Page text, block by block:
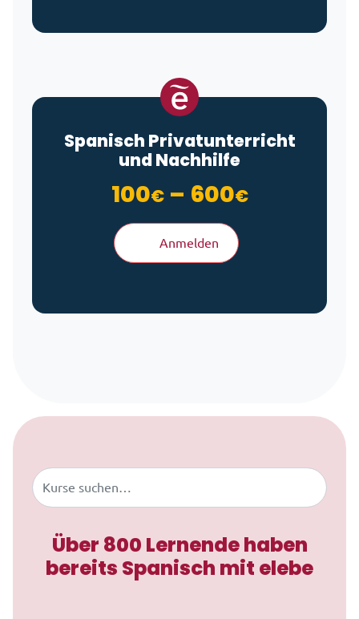
Spanisch Privatunterricht
und Nachhilfe
100€ – 600€
Anmelden
Zum Inhalt springen
Buscar
Über 800 Lernende haben
bereits Spanisch mit elebe